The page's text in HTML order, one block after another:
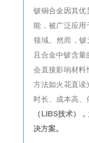
铍铜合金因其优
能，被广泛应用
领域。然而，铍
且合金中铍含
会直接影响材料
方法如火花直读
时长、成本高
（LIBS技术）
决方案。